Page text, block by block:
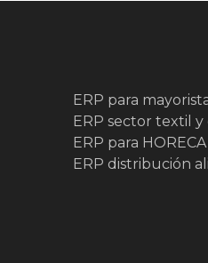
ERP para
ERP sector textil y
ERP para HORECA
ERP distribución